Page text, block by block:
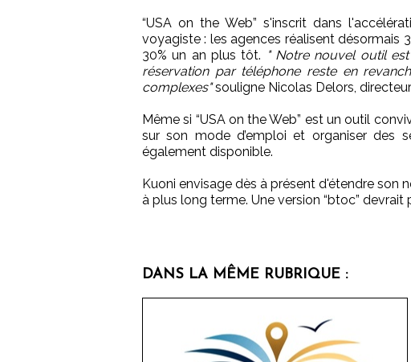
“USA on the Web” s'inscrit dans
voyagiste : les agences réalisent désormais
30% un an plus tôt. " Notre nouvel outil
réservation par téléphone reste en
complexes"souligne Nicolas Delors,
Même si “USA on the Web” est un outil
sur son mode d’emploi et organiser des
également disponible.
Kuoni envisage dès à présent d'étendre son
à plus long terme. Une version “btoc” devrait
DANS LA MÊME RUBRIQUE :